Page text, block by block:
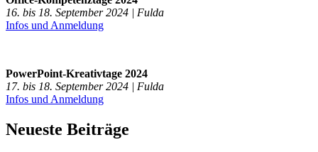
16. bis 18. September 2024 | Fulda
Infos und Anmeldung
PowerPoint-Kreativtage 2024
17. bis 18. September 2024 | Fulda
Infos und Anmeldung
Neueste Beiträge